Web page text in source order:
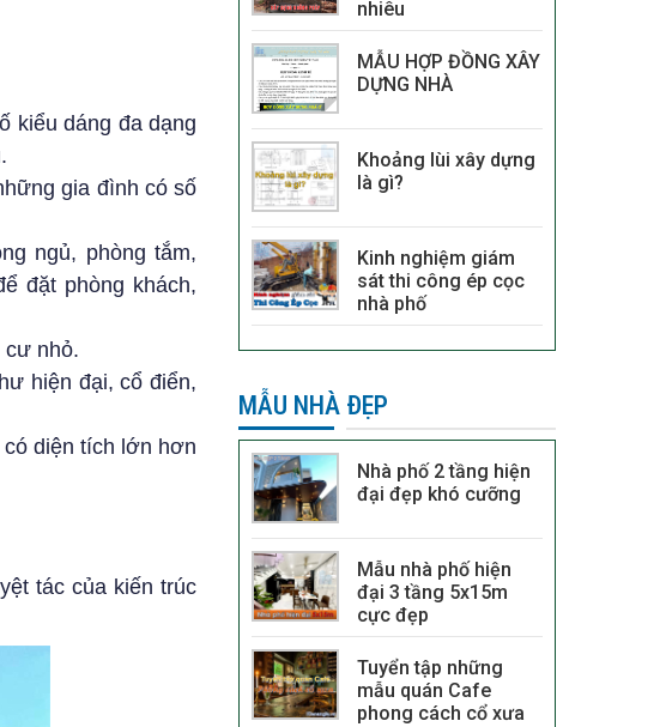
kiểu dáng đa dạng
gia đình có số
ngủ, phòng tắm,
đặt phòng khách,
cư nhỏ.
hiện đại, cổ điển,
diện tích lớn hơn
tác của kiến trúc
nhiêu
MẪU HỢP ĐỒNG XÂY
DỰNG NHÀ
Khoảng lùi xây dựng
là gì?
Kinh nghiệm giám
sát thi công ép cọc
nhà phố
MẪU NHÀ ĐẸP
Nhà phố 2 tầng hiện
đại đẹp khó cưỡng
Mẫu nhà phố hiện
đại 3 tầng 5x15m
cực đẹp
Tuyển tập những
mẫu quán Cafe
phong cách cổ xưa